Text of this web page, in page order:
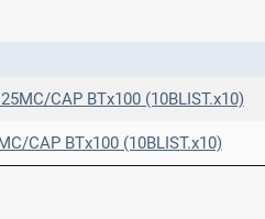
CAP ΒΤx100 (10BLIST.x10)
CAP ΒΤx100 (10BLIST.x10)